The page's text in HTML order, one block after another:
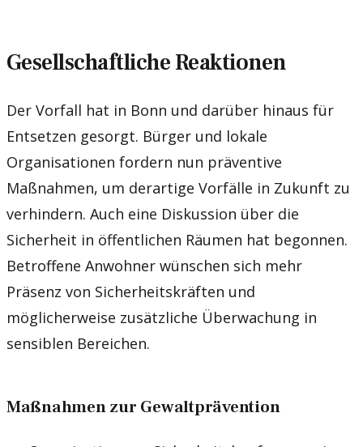
Gesellschaftliche Reaktionen
Der Vorfall hat in Bonn und darüber hinaus für
Entsetzen gesorgt. Bürger und lokale
Organisationen fordern nun präventive
Maßnahmen, um derartige Vorfälle in Zukunft zu
verhindern. Auch eine Diskussion über die
Sicherheit in öffentlichen Räumen hat begonnen.
Betroffene Anwohner wünschen sich mehr
Präsenz von Sicherheitskräften und
möglicherweise zusätzliche Überwachung in
sensiblen Bereichen.
Maßnahmen zur Gewaltprävention